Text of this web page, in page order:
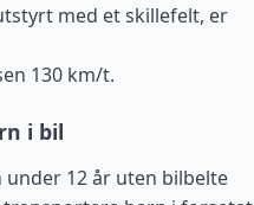
med et skillefelt, er
130 km/t.
i bil
12 år uten bilbelte